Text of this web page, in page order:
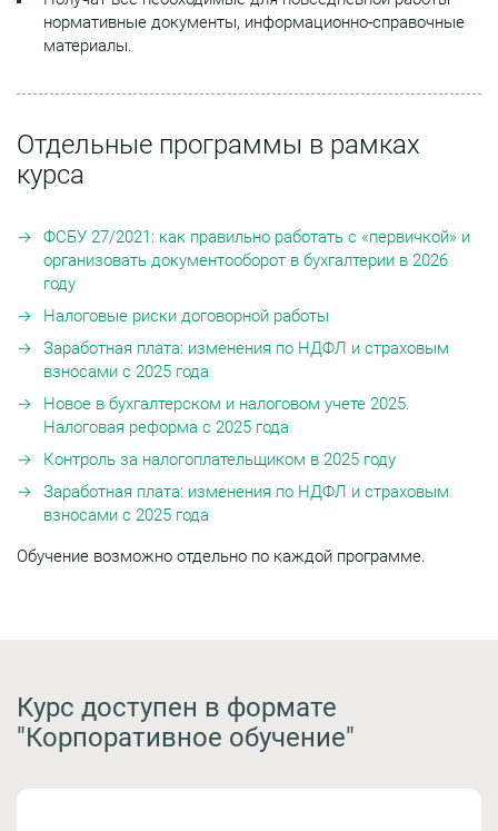
нормативные документы, информационно-справочные
материалы.
Отдельные программы в рамках
курса
ФСБУ 27/2021: как правильно работать с «первичкой» и
организовать документооборот в бухгалтерии в 2026
году
Налоговые риски договорной работы
Заработная плата: изменения по НДФЛ и страховым
взносами с 2025 года
Новое в бухгалтерском и налоговом учете 2025.
Налоговая реформа с 2025 года
Контроль за налогоплательщиком в 2025 году
Заработная плата: изменения по НДФЛ и страховым
взносами с 2025 года
Обучение возможно отдельно по каждой программе.
Курс доступен в формате
"Корпоративное обучение"